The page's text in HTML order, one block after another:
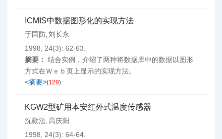
ICMIS中数据图形化的实现方法
于国防, 刘长永
1998, 24(3): 62-63.
摘要： 结合实例，介绍了两种将数据库中的数据以图形
方式在Ｗｅｂ页上显示的实现方法。
<摘要>(129)
KGW2型矿用本安红外式温度传感器
沈勤法, 高庆阳
1998, 24(3): 64-64.